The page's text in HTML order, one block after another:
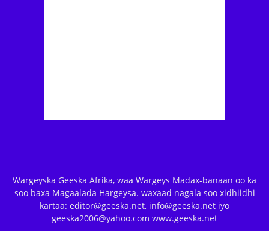
Wargeyska Geeska Afrika, waa Wargeys Madax-banaan oo ka
soo baxa Magaalada Hargeysa. waxaad nagala soo xidhiidhi
kartaa: editor@geeska.net, info@geeska.net iyo
geeska2006@yahoo.com www.geeska.net